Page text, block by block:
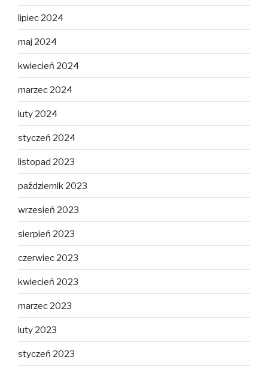
lipiec 2024
maj 2024
kwiecień 2024
marzec 2024
luty 2024
styczeń 2024
listopad 2023
październik 2023
wrzesień 2023
sierpień 2023
czerwiec 2023
kwiecień 2023
marzec 2023
luty 2023
styczeń 2023